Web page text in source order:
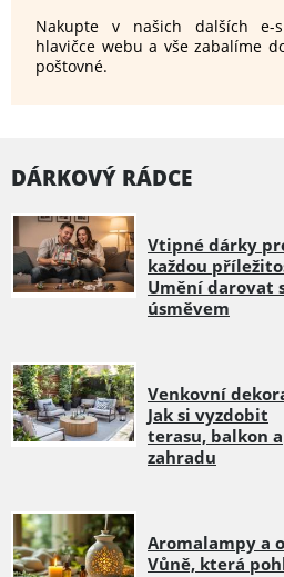
Nakupte v našich dalších e-
hlavičce webu a vše zabalíme
poštovné.
DÁRKOVÝ RÁDCE
Vtipné dárky
každou
Umění darovat
úsměvem
Venkovní
Jak si vyzdobit
terasu, balkon a
zahradu
Aromalampy a
Vůně, která